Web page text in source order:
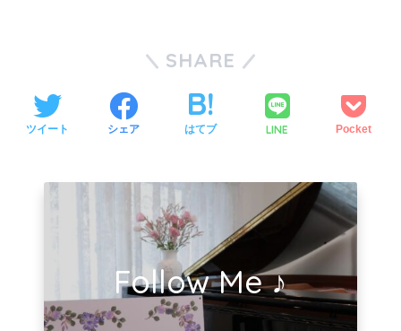
SHARE
ツイート シェア はてブ LINE Pocket
Follow Me ♪